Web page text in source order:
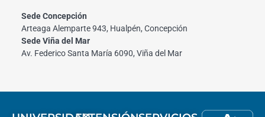
Sede Concepción
Arteaga Alemparte 943, Hualpén, Concepción
Sede Viña del Mar
Av. Federico Santa María 6090, Viña del Mar